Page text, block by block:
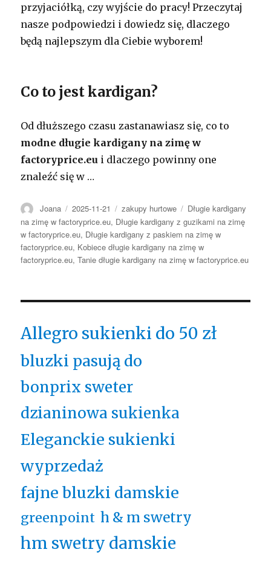
przyjaciółką, czy wyjście do pracy! Przeczytaj
nasze podpowiedzi i dowiedz się, dlaczego
będą najlepszym dla Ciebie wyborem!
Co to jest kardigan?
Od dłuższego czasu zastanawiasz się, co to
modne długie kardigany na zimę w
factoryprice.eu i dlaczego powinny one
znaleźć się w …
Autor
Joana Opublikowano
2025-11-21 Kategorie
zakupy hurtowe Tagi
Długie kardigany
na zimę w factoryprice.eu, Długie kardigany z guzikami na zimę
w factoryprice.eu, Długie kardigany z paskiem na zimę w
factoryprice.eu, Kobiece długie kardigany na zimę w
factoryprice.eu,Tanie długie kardigany na zimę w factoryprice.eu
Allegro sukienki do 50 zł
bluzki pasują do
bonprix sweter
dzianinowa sukienka
Eleganckie sukienki
wyprzedaż
fajne bluzki damskie
greenpoint h & m swetry
hm swetry damskie